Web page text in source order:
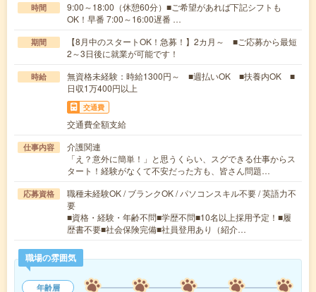
時間
9:00～18:00（休憩60分）■ご希望があれば下記シフトも
OK！早番 7:00～16:00遅番 …
期間
【8月中のスタートOK！急募！】2カ月～ ■ご応募から最短
2～3日後に就業が可能です！
時給
無資格未経験：時給1300円～ ■週払いOK ■扶養内OK ■
日収1万400円以上
交通費
交通費全額支給
仕事内容
介護関連
「え？意外に簡単！」と思うくらい、スグできる仕事からス
タート！経験がなくて不安だった方も、皆さん問題…
応募資格
職種未経験OK / ブランクOK / パソコンスキル不要 / 英語力不
要
■資格・経験・年齢不問■学歴不問■10名以上採用予定！■履
歴書不要■社会保険完備■社員登用あり（紹介…
職場の雰囲気
年齢層